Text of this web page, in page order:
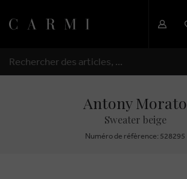
RECHERCHER
Antony Morato
Sweater beige
Numéro de réfèrence: 528295